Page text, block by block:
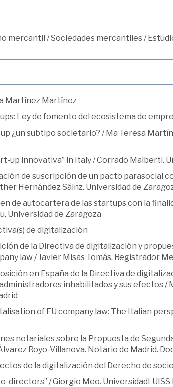
mercantil /Sociedades mercantiles/
Martínez Martínez
Ley de fomento del ecosistema de
¿un subtipo societario? / Ma Teresa
up innovativa” in Italy / Corrado Malberti.
de suscripción de un pacto parasocial
Hernández Sáinz. Universidad de
de autocartera de las startups con la
Universidad de Zaragoza
de digitalización
de la Directiva de digitalización y
law / Javier Misas Tomás. Registrador
en España de la Directiva de
inhabilitados y sus efectos /
of EU company law: The Italian
notariales sobre la Propuesta de
Royo-Villanova. Notario de Madrid.
de la digitalización del Derecho de
directors” / Giorgio Meo. UniversidadLUISS